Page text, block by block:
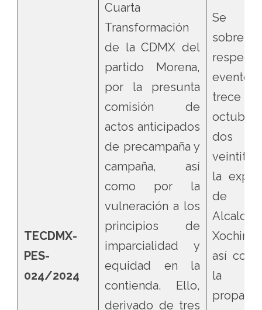
TECDMX-
PES-
024/2024
Cuarta
Transformación
de la CDMX del
partido Morena,
por la presunta
comisión de
actos anticipados
de precampaña y
campaña, así
como por la
vulneración a los
principios de
imparcialidad y
equidad en la
contienda. Ello,
derivado de tres
Se
evento
trece
dos
la
de
Alcaldía
así
la